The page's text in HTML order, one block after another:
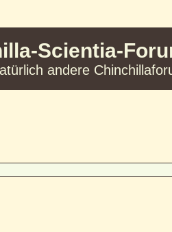
Scientia-
andere